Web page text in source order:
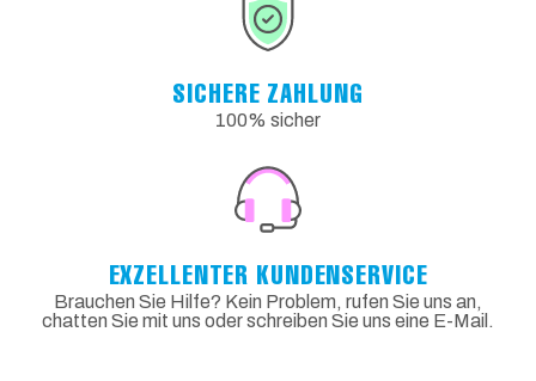
SICHERE ZAHLUNG
100% sicher
EXZELLENTER KUNDENSERVICE
Brauchen Sie Hilfe? Kein Problem, rufen Sie uns an,
chatten Sie mit uns oder schreiben Sie uns eine E-Mail.